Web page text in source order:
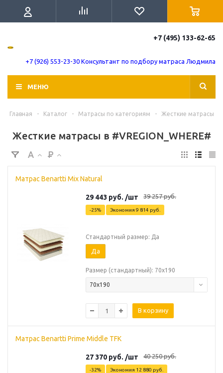
+7 (495) 133-62-65
+7 (926) 553-23-30 Консультант по подбору матраса Людмила
МЕНЮ
Главная - Каталог - Матрасы по категориям - Жесткие матрасы
Жесткие матрасы в #VREGION_WHERE#
Матрас Benartti Mix Natural
29 443 руб. /шт 39 257руб.
-25% Экономия 9 814 руб.
Стандартный размер: Да
Да
Размер (стандартный): 70х190
70х190
В корзину
Матрас Benartti Prime Middle TFK
27 370 руб. /шт 40 250руб.
-32% Экономия 12 880 руб.